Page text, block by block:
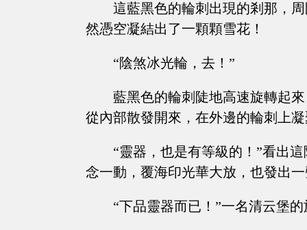
這藍黑色的輪刺出現的剎那，
然憑空凝結出了一顆顆雪花！
“陰煞冰光輪，去！”
藍黑色的輪刺陡地高速旋轉起
從內部散發開來，在外邊的輪刺上
“靈器，也是有等級的！”看出
念一動，覆海印光華大放，也發出
“下品靈器而已！”一名清云堡